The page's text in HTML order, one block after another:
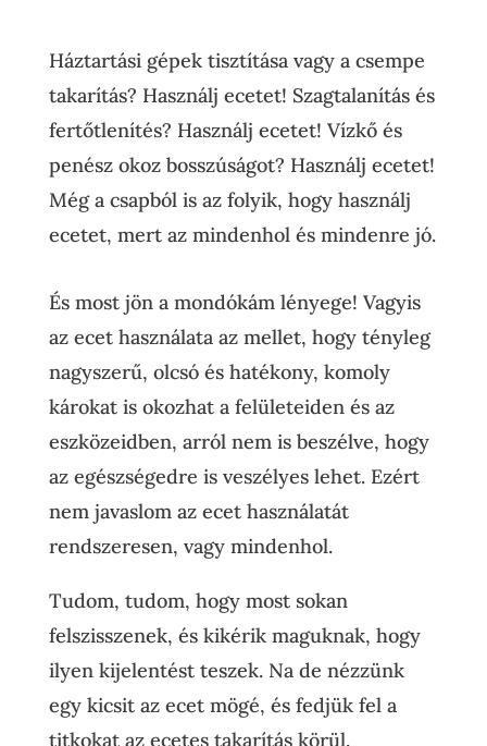
Háztartási gépek tisztítása vagy a csempe
takarítás? Használj ecetet! Szagtalanítás és
fertőtlenítés? Használj ecetet! Vízkő és
penész okoz bosszúságot? Használj ecetet!
Még a csapból is az folyik, hogy használj
ecetet, mert az mindenhol és mindenre jó.
És most jön a mondókám lényege! Vagyis
az ecet használata az mellet, hogy tényleg
nagyszerű, olcsó és hatékony, komoly
károkat is okozhat a felületeiden és az
eszközeidben, arról nem is beszélve, hogy
az egészségedre is veszélyes lehet. Ezért
nem javaslom az ecet használatát
rendszeresen, vagy mindenhol.
Tudom, tudom, hogy most sokan
felszisszenek, és kikérik maguknak, hogy
ilyen kijelentést teszek. Na de nézzünk
egy kicsit az ecet mögé, és fedjük fel a
titkokat az ecetes takarítás körül.